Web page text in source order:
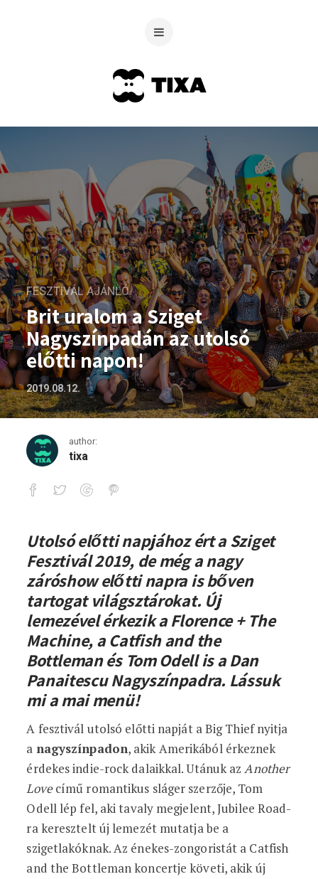
FESZTIVÁL AJÁNLÓ
Brit uralom a Sziget
Nagyszínpadán az utolsó
előtti napon!
2019.08.12.
author:
tixa
Brit uralom a Sziget Nagyszínpadán
Utolsó előtti napjához ért a Sziget
Fesztivál 2019, de még a nagy
záróshow előtti napra is bőven
tartogat világsztárokat. Új
lemezével érkezik a Florence + The
Machine, a Catfish and the
Bottleman és Tom Odell is a Dan
Panaitescu Nagyszínpadra. Lássuk
mi a mai menü!
A fesztivál utolsó előtti napját a Big Thief nyitja
a nagyszínpadon, akik Amerikából érkeznek
érdekes indie-rock dalaikkal. Utánuk azAnother
Lovecímű romantikus sláger szerzője, Tom
Odell lép fel, aki tavaly megjelent, Jubilee Road-
ra keresztelt új lemezét mutatja be a
szigetlakóknak. Az énekes-zongoristát a Catfish
and the Bottleman koncertje követi, akik új